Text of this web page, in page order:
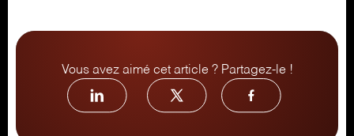
Vous avez aimé cet article ? Partagez-le !